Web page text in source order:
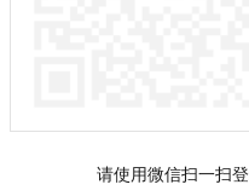
请使用微信扫一扫